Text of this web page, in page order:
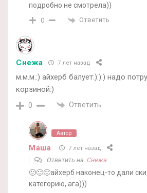
подробно не смотрела))
0 Ответить
Снежа 7 лет назад
м.м.м.:) айхерб балует:):):) надо
корзиной:)
0 Ответить
Автор
Маша 7 лет назад
Ответить на Снежа
🙂🙂🙂айхерб наконец-то дали
категорию, ага)))